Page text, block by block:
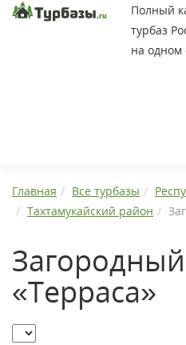
Полный
турбаз
на одном
Главная Все турбазы
Тахтамукайский район
«Терраса»